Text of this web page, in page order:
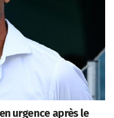
urgence après le